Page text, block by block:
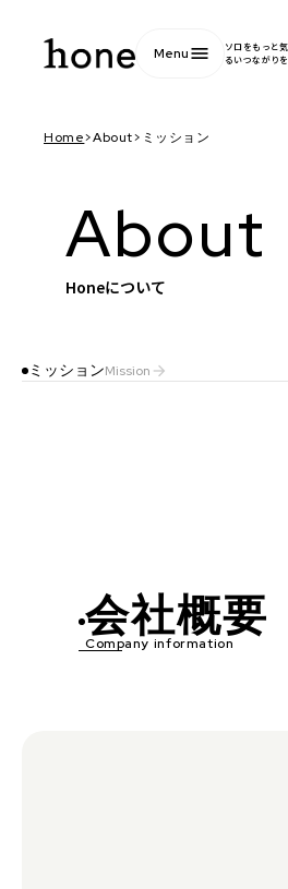
Menumenu
ソロをもっと
るいつながり
Home>About> ミッション
About
Honeについて
ミッションMission arrow_forward
会社概要
Company information